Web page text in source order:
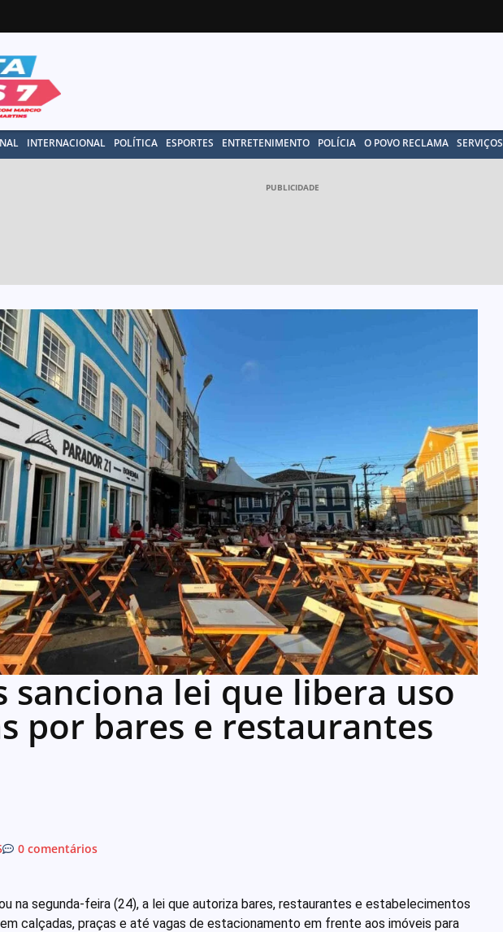
INTERNACIONAL POLÍTICA ESPORTES ENTRETENIMENTO POLÍCIA O POVO RECLAMA SERVIÇOS
PUBLICIDADE
sanciona lei que libera uso
por bares e restaurantes
0 comentários
na segunda-feira (24), a lei que autoriza bares, restaurantes e estabelecimentos
calçadas, praças e até vagas de estacionamento em frente aos imóveis para